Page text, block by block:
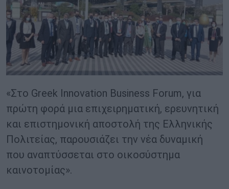
«Στο Greek Innovation Business Forum, για
πρώτη φορά μια επιχειρηματική, ερευνητική
και επιστημονική αποστολή της Ελληνικής
Πολιτείας, παρουσιάζει την νέα δυναμική
που αναπτύσσεται στο οικοσύστημα
καινοτομίας».